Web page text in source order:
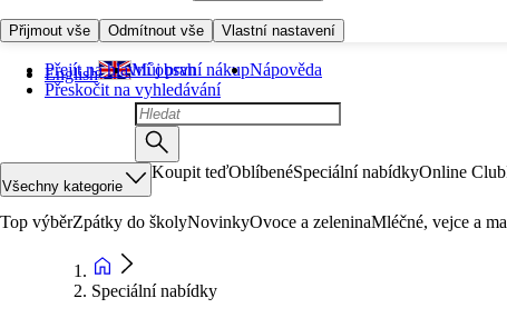
Přijmout vše Odmítnout vše Vlastní nastavení
Přejít na hlavní obsah
Přeskočit na vyhledávání
English Můj první nákupNápověda
Všechny kategorie
Koupit teďOblíbenéSpeciální nabídkyOnline Club
Top výběrZpátky do školyNovinkyOvoce a zeleninaMléčné, vejce a
Speciální nabídky